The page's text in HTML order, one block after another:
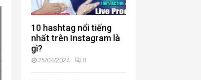
10 hashtag nổi tiếng
nhất trên Instagram là
gì?
25/04/2024 0